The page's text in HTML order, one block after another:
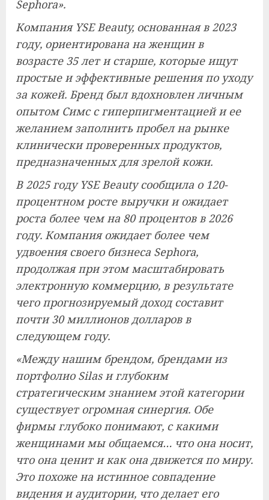
Sephora».
Компания YSE Beauty, основанная в 2023
году, ориентирована на женщин в
возрасте 35 лет и старше, которые ищут
простые и эффективные решения по уходу
за кожей. Бренд был вдохновлен личным
опытом Симс с гиперпигментацией и ее
желанием заполнить пробел на рынке
клинически проверенных продуктов,
предназначенных для зрелой кожи.
В 2025 году YSE Beauty сообщила о 120-
процентном росте выручки и ожидает
роста более чем на 80 процентов в 2026
году. Компания ожидает более чем
удвоения своего бизнеса Sephora,
продолжая при этом масштабировать
электронную коммерцию, в результате
чего прогнозируемый доход составит
почти 30 миллионов долларов в
следующем году.
«Между нашим брендом, брендами из
портфолио Silas и глубоким
стратегическим знанием этой категории
существует огромная синергия. Обе
фирмы глубоко понимают, с какими
женщинами мы общаемся… что она носит,
что она ценит и как она движется по миру.
Это похоже на истинное совпадение
видения и аудитории, что делает его